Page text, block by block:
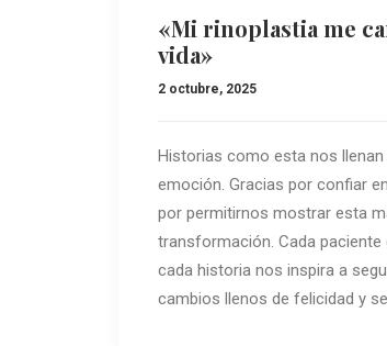
«Mi rinoplastia me
vida»
2 octubre, 2025
Historias como esta nos llenan
emoción. Gracias por confiar
por permitirnos mostrar esta
transformación. Cada paciente
cada historia nos inspira a
cambios llenos de felicidad y